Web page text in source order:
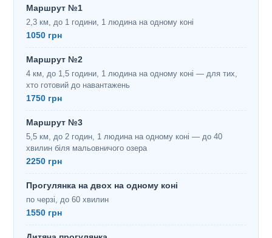
Маршрут №1
2,3 км, до 1 години, 1 людина на одному коні
1050 грн
Маршрут №2
4 км, до 1,5 години, 1 людина на одному коні — для тих,
хто готовий до навантажень
1750 грн
Маршрут №3
5,5 км, до 2 годин, 1 людина на одному коні — до 40
хвилин біля мальовничого озера
2250 грн
Прогулянка на двох на одному коні
по черзі, до 60 хвилин
1550 грн